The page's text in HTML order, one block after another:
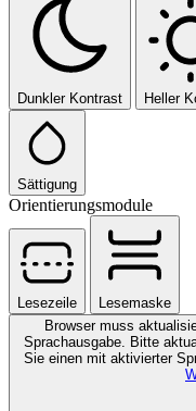
Dunkler Kontrast Heller
Sättigung
Orientierungsmodule
Lesezeile
Lesemaske
Browser muss
Sprachausgabe. Bitte
Sie einen mit aktivierter